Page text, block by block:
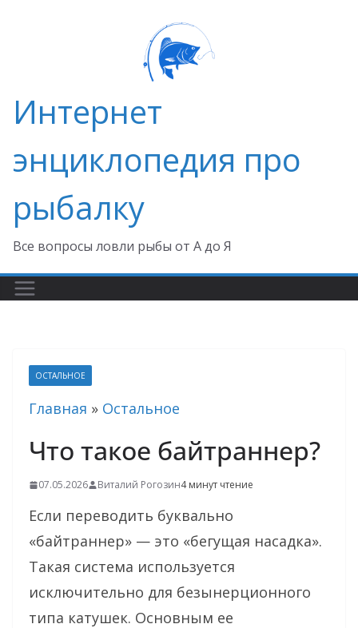
Интернет
энциклопедия про
рыбалку
Все вопросы ловли рыбы от А до Я
ОСТАЛЬНОЕ
Главная » Остальное
Что такое байтраннер?
07.05.2026 Виталий Рогозин4 минут чтение
Если переводить буквально
«байтраннер» — это «бегущая насадка».
Такая система используется
исключительно для безынерционного
типа катушек. Основным ее